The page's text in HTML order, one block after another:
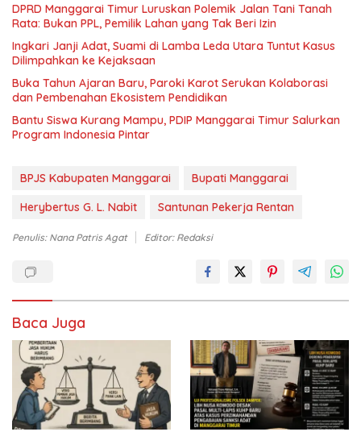
DPRD Manggarai Timur Luruskan Polemik Jalan Tani Tanah
Rata: Bukan PPL, Pemilik Lahan yang Tak Beri Izin
Ingkari Janji Adat, Suami di Lamba Leda Utara Tuntut Kasus
Dilimpahkan ke Kejaksaan
Buka Tahun Ajaran Baru, Paroki Karot Serukan Kolaborasi
dan Pembenahan Ekosistem Pendidikan
Bantu Siswa Kurang Mampu, PDIP Manggarai Timur Salurkan
Program Indonesia Pintar
BPJS Kabupaten Manggarai
Bupati Manggarai
Herybertus G. L. Nabit
Santunan Pekerja Rentan
Penulis: Nana Patris Agat Editor: Redaksi
Baca Juga